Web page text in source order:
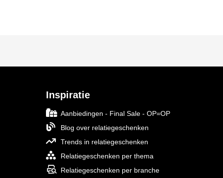
Inspiratie
Aanbiedingen - Final Sale - OP=OP
Blog over relatiegeschenken
Trends in relatiegeschenken
Relatiegeschenken per thema
Relatiegeschenken per branche